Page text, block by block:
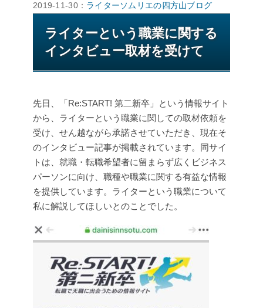
2019-11-30： ライターソムリエの四方山ブログ
ライターという職業に関する
インタビュー取材を受けて
先日、「Re:START! 第二新卒」という情報サイト
から、ライターという職業に関しての取材依頼を
受け、せん越ながら承諾させていただき、現在そ
のインタビュー記事が掲載されています。同サイ
トは、就職・転職希望者に留まらず広くビジネス
パーソンに向け、職種や職業に関する有益な情報
を提供しています。ライターという職業について
私に解説してほしいとのことでした。